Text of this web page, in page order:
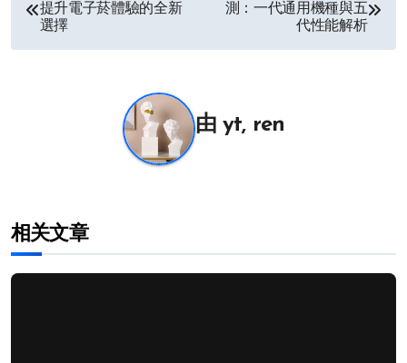
提升電子菸體驗的全新
選擇
測：一代通用機種與五
代性能解析
由yt, ren
相关文章